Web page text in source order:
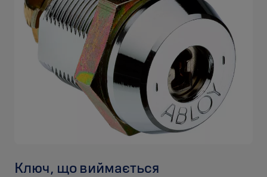
Ключ, що виймається